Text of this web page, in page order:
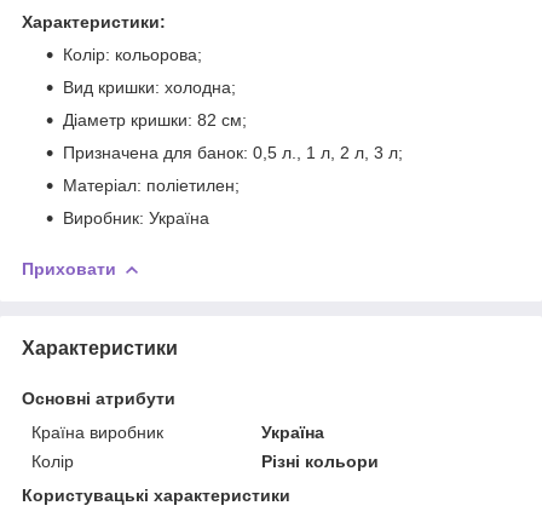
Характеристики:
Колір: кольорова;
Вид кришки: холодна;
Діаметр кришки: 82 см;
Призначена для банок: 0,5 л., 1 л, 2 л, 3 л;
Матеріал: поліетилен;
Виробник: Україна
Приховати
Характеристики
Основні атрибути
Країна виробник
Україна
Колір
Різні кольори
Користувацькі характеристики